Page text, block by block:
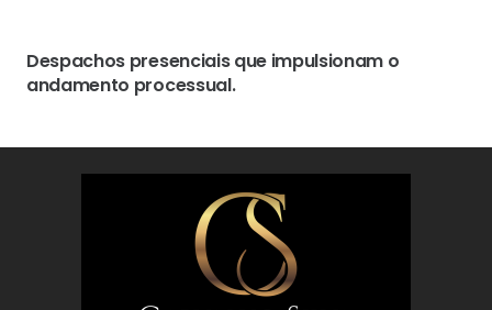
Despachos presenciais que impulsionam o
andamento processual.